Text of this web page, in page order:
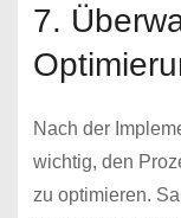
7.
Nach der
wichtig, den
zu optimieren.